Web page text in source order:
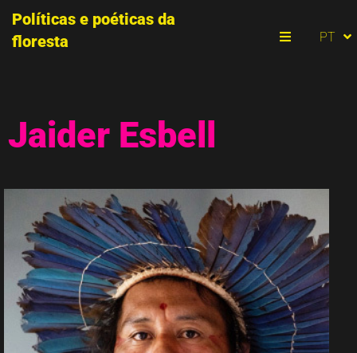
Políticas e poéticas da
floresta
PT
EN
Jaider Esbell